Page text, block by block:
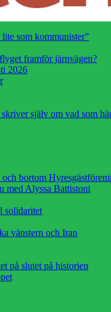
som kommunister”
framför järnvägen?
2026
själv om vad som
bortom
med Alyssa Battistoni
solidaritet
vänstern och Iran
på slutet på historien